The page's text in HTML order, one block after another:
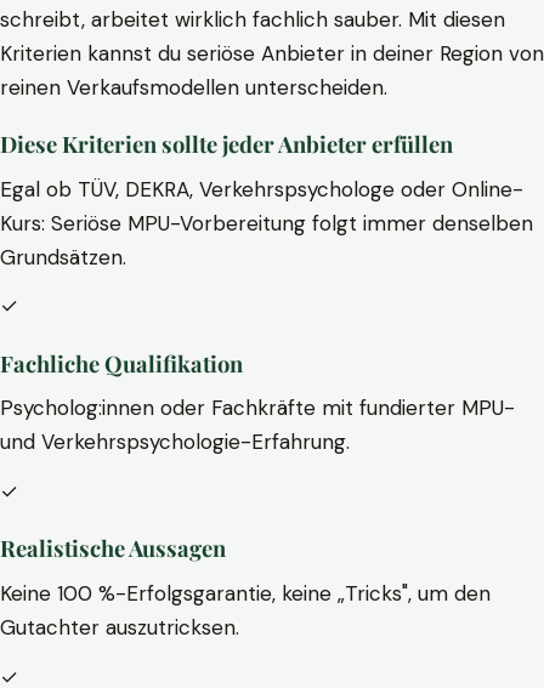
schreibt, arbeitet wirklich fachlich sauber. Mit diesen
Kriterien kannst du seriöse Anbieter in deiner Region von
reinen Verkaufsmodellen unterscheiden.
Diese Kriterien sollte jeder Anbieter erfüllen
Egal ob TÜV, DEKRA, Verkehrspsychologe oder Online-
Kurs: Seriöse MPU-Vorbereitung folgt immer denselben
Grundsätzen.
✓
Fachliche Qualifikation
Psycholog:innen oder Fachkräfte mit fundierter MPU-
und Verkehrspsychologie-Erfahrung.
✓
Realistische Aussagen
Keine 100 %-Erfolgsgarantie, keine „Tricks", um den
Gutachter auszutricksen.
✓